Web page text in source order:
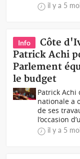
il y a 5
Info
Côte
Patrick Achi
Parlement
le budget
Patrick Achi
nationale a
de ses
l’occasion
il y a 5